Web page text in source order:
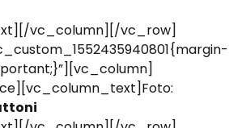
vc_column][/vc_row]